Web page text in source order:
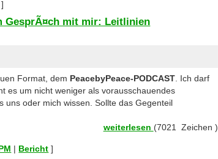
]
GesprÃ¤ch mit mir: Leitlinien
Format, dem PeacebyPeace-PODCAST. Ich darf
es um nicht weniger als vorausschauendes
uns oder mich wissen. Sollte das Gegenteil
weiterlesen (7021 Zeichen )
| Bericht ]